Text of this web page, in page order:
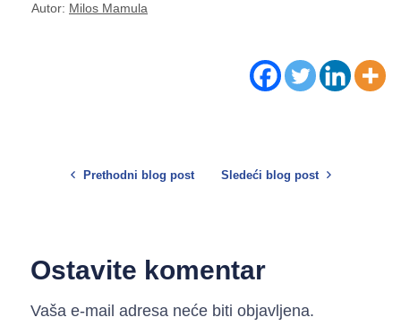
Autor: Milos Mamula
Prethodni blog post Sledeći blog post
Ostavite komentar
Vaša e-mail adresa neće biti objavljena.